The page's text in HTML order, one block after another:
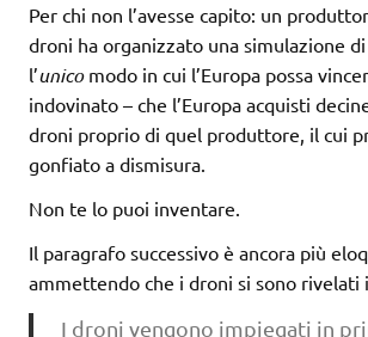
Per chi non l’avesse capito: un
droni ha organizzato una simulazione
l’unicomodo in cui l’Europa possa
indovinato – che l’Europa acquisti
droni proprio di quel produttore, il cui
gonfiato a dismisura.
Non te lo puoi inventare.
Il paragrafo successivo è ancora più
ammettendo che i droni si sono rivelati
I droni vengono impiegati in